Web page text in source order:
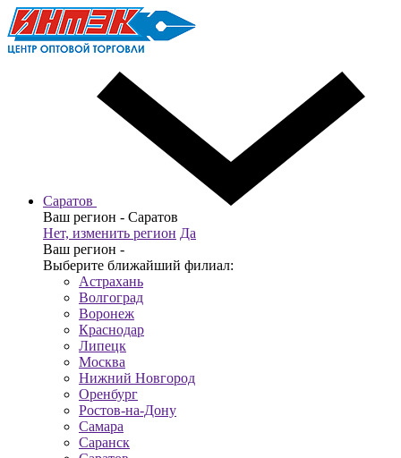
Саратов
Ваш регион - Саратов
Нет, изменить регион Да
Ваш регион -
Выберите ближайший филиал:
Астрахань
Волгоград
Воронеж
Краснодар
Липецк
Москва
Нижний Новгород
Оренбург
Ростов-на-Дону
Самара
Саранск